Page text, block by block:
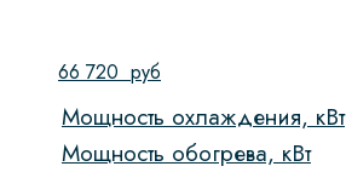
66 720 руб
Мощность охлаждения, кВт
Мощность обогрева, кВт